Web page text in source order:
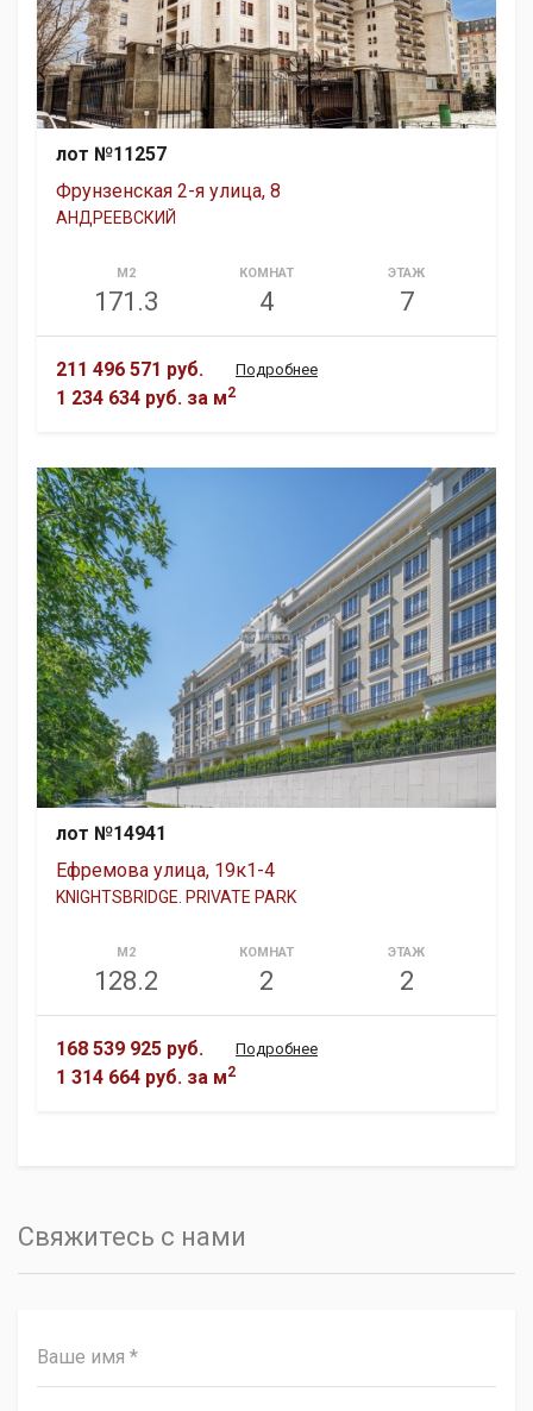
лот №11257
Фрунзенская 2-я улица, 8
АНДРЕЕВСКИЙ
М2
171.3
КОМНАТ
4
ЭТАЖ
7
211 496 571 руб.
1 234 634 руб. за м2
Подробнее
лот №14941
Ефремова улица, 19к1-4
KNIGHTSBRIDGE. PRIVATE PARK
М2
128.2
КОМНАТ
2
ЭТАЖ
2
168 539 925 руб.
1 314 664 руб. за м2
Подробнее
Свяжитесь с нами